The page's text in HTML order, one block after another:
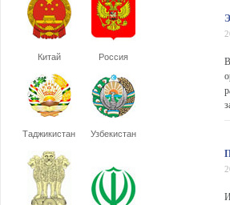
Китай Россия
Таджикистан Узбекистан